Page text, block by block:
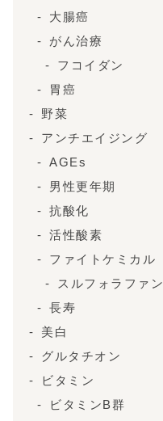
大腸癌
がん治療
フコイダン
胃癌
野菜
アンチエイジング
AGEs
男性更年期
抗酸化
活性酸素
ファイトケミカル
スルフォラファン
長寿
美白
グルタチオン
ビタミン
ビタミンB群